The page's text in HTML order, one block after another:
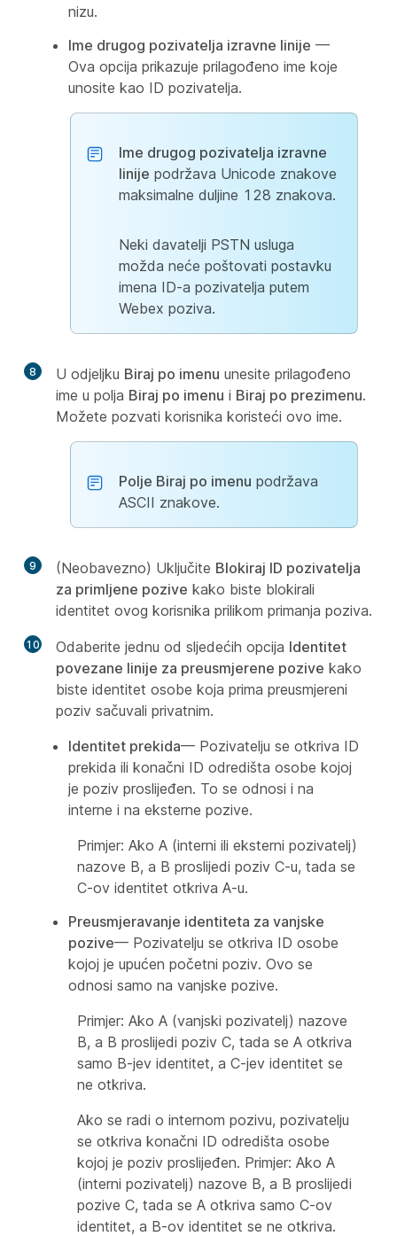
nizu.
Ime drugog pozivatelja izravne linije —
Ova opcija prikazuje prilagođeno ime koje
unosite kao ID pozivatelja.
Ime drugog pozivatelja izravne
linije podržava Unicode znakove
maksimalne duljine 128 znakova.
Neki davatelji PSTN usluga
možda neće poštovati postavku
imena ID-a pozivatelja putem
Webex poziva.
8 U odjeljku Biraj po imenu unesite prilagođeno
ime u polja Biraj po imenu i Biraj po prezimenu.
Možete pozvati korisnika koristeći ovo ime.
Polje Biraj po imenu podržava
ASCII znakove.
9 (Neobavezno) Uključite Blokiraj ID pozivatelja
za primljene pozive kako biste blokirali
identitet ovog korisnika prilikom primanja poziva.
10 Odaberite jednu od sljedećih opcija Identitet
povezane linije za preusmjerene pozive kako
biste identitet osobe koja prima preusmjereni
poziv sačuvali privatnim.
Identitet prekida— Pozivatelju se otkriva ID
prekida ili konačni ID odredišta osobe kojoj
je poziv proslijeđen. To se odnosi i na
interne i na eksterne pozive.
Primjer: Ako A (interni ili eksterni pozivatelj)
nazove B, a B proslijedi poziv C-u, tada se
C-ov identitet otkriva A-u.
Preusmjeravanje identiteta za vanjske
pozive— Pozivatelju se otkriva ID osobe
kojoj je upućen početni poziv. Ovo se
odnosi samo na vanjske pozive.
Primjer: Ako A (vanjski pozivatelj) nazove
B, a B proslijedi poziv C, tada se A otkriva
samo B-jev identitet, a C-jev identitet se
ne otkriva.
Ako se radi o internom pozivu, pozivatelju
se otkriva konačni ID odredišta osobe
kojoj je poziv proslijeđen. Primjer: Ako A
(interni pozivatelj) nazove B, a B proslijedi
pozive C, tada se A otkriva samo C-ov
identitet, a B-ov identitet se ne otkriva.